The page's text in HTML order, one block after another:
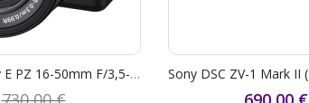
Sony DSC ZV-E10 + Sony E PZ 16-50mm F/3,5-5,6 OSS II - Garanzia Sony Italia 2+1 Anni - "SCONTO CASSA SONY € 100,00"